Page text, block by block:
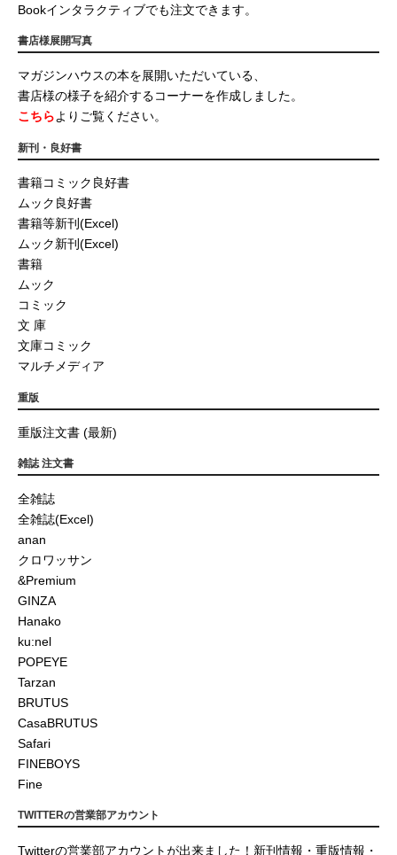
Bookインタラクティブでも注文できます。
書店様展開写真
マガジンハウスの本を展開いただいている、
書店様の様子を紹介するコーナーを作成しました。
こちらよりご覧ください。
新刊・良好書
書籍コミック良好書
ムック良好書
書籍等新刊(Excel)
ムック新刊(Excel)
書籍
ムック
コミック
文 庫
文庫コミック
マルチメディア
重版
重版注文書 (最新)
雑誌 注文書
全雑誌
全雑誌(Excel)
anan
クロワッサン
&Premium
GINZA
Hanako
ku:nel
POPEYE
Tarzan
BRUTUS
CasaBRUTUS
Safari
FINEBOYS
Fine
TWITTERの営業部アカウント
Twitterの営業部アカウントが出来ました！新刊情報・重版情報・